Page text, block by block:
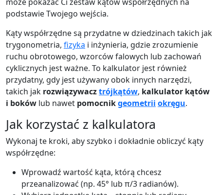
podstawie Twojego wejścia.
Kąty współrzędne są przydatne w dziedzinach takich jak
trygonometria, fizyka i inżynieria, gdzie zrozumienie
ruchu obrotowego, wzorców falowych lub zachowań
cyklicznych jest ważne. To kalkulator jest również
przydatny, gdy jest używany obok innych narzędzi,
takich jak rozwiązywacztrójkątów, kalkulator kątów
i boków lub nawet pomocnikgeometrii okręgu.
Jak korzystać z kalkulatora
Wykonaj te kroki, aby szybko i dokładnie obliczyć kąty
współrzędne:
Wprowadź wartość kąta, którą chcesz
przeanalizować (np. 45° lub π/3 radianów).